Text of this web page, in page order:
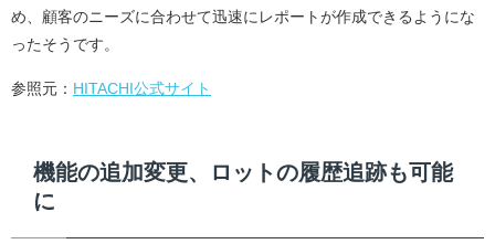
め、顧客のニーズに合わせて迅速にレポートが作成できるようにな
ったそうです。
参照元： HITACHI公式サイト
機能の追加変更、ロットの履歴追跡も可能
に